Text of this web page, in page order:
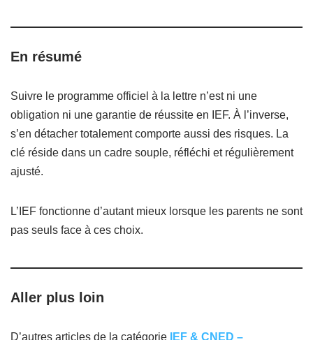
En résumé
Suivre le programme officiel à la lettre n’est ni une
obligation ni une garantie de réussite en IEF. À l’inverse,
s’en détacher totalement comporte aussi des risques. La
clé réside dans un cadre souple, réfléchi et régulièrement
ajusté.
L’IEF fonctionne d’autant mieux lorsque les parents ne sont
pas seuls face à ces choix.
Aller plus loin
D’autres articles de la catégorie
IEF & CNED –